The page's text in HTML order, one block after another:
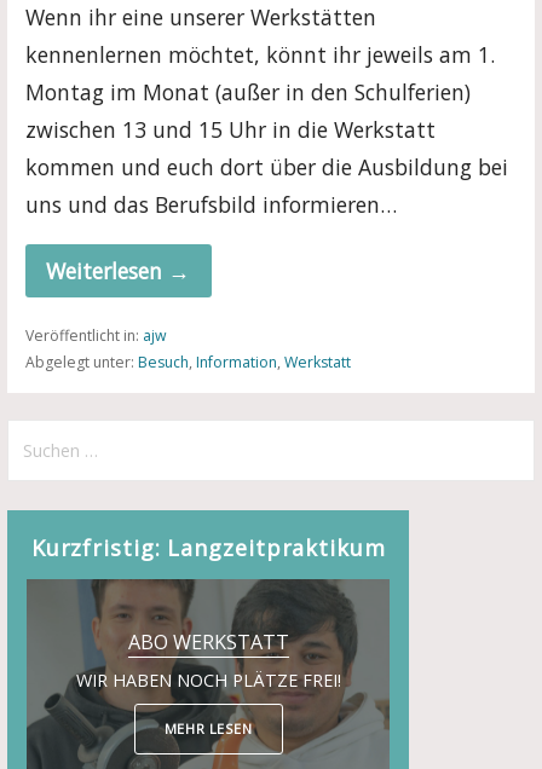
Wenn ihr eine unserer Werkstätten
kennenlernen möchtet, könnt ihr jeweils am 1.
Montag im Monat (außer in den Schulferien)
zwischen 13 und 15 Uhr in die Werkstatt
kommen und euch dort über die Ausbildung bei
uns und das Berufsbild informieren…
Weiterlesen →
Veröffentlicht in: ajw
Abgelegt unter: Besuch, Information, Werkstatt
nach:
Kurzfristig: Langzeitpraktikum
ABO WERKSTATT
WIR HABEN NOCH PLÄTZE FREI!
MEHR LESEN
MALERWERKSTATT
WIR HABEN NOCH PLÄTZE FREI!
MEHR LESEN